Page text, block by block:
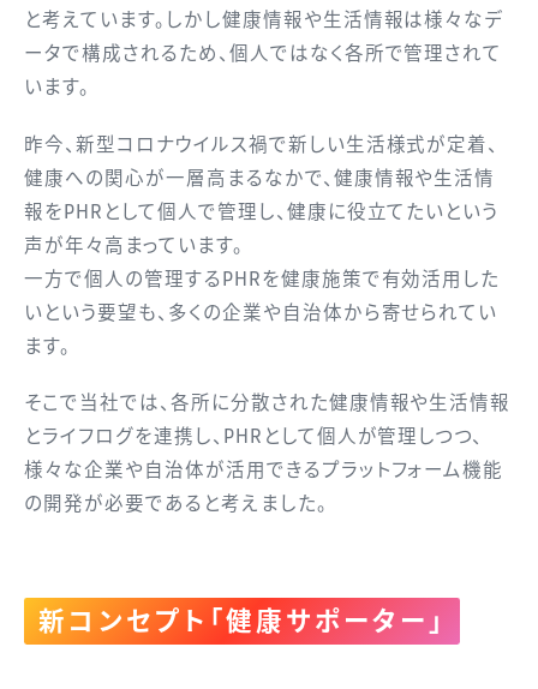
と考えています。しかし健康情報や生活情報は様々なデ
ータで構成されるため、個人ではなく各所で管理されて
います。
昨今、新型コロナウイルス禍で新しい生活様式が定着、
健康への関心が一層高まるなかで、健康情報や生活情
報をPHRとして個人で管理し、健康に役立てたいという
声が年々高まっています。
一方で個人の管理するPHRを健康施策で有効活用した
いという要望も、多くの企業や自治体から寄せられてい
ます。
そこで当社では、各所に分散された健康情報や生活情報
とライフログを連携し、PHRとして個人が管理しつつ、
様々な企業や自治体が活用できるプラットフォーム機能
の開発が必要であると考えました。
新コンセプト「健康サポーター」